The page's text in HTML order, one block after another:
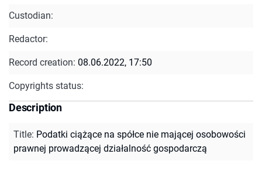
Custodian:
Redactor:
Record creation: 08.06.2022, 17:50
Copyrights status:
Description
Title: Podatki ciążące na spółce nie mającej osobowości
prawnej prowadzącej działalność gospodarczą